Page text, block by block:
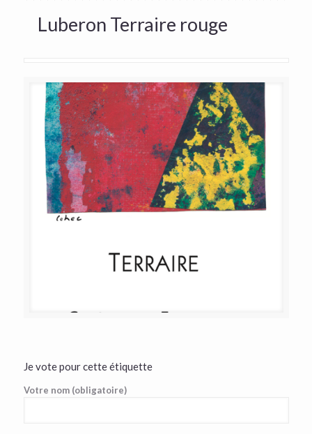
Luberon Terraire rouge
Je vote pour cette étiquette
Votre nom (obligatoire)